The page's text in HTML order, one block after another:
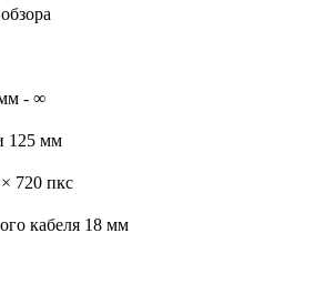
мм - ∞
125 мм
720 пкс
кабеля 18 мм